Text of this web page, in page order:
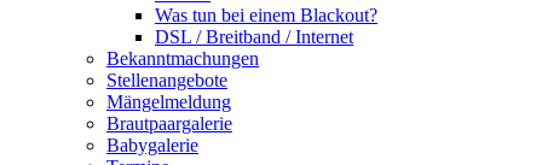
Was tun bei einem Blackout?
DSL / Breitband / Internet
Bekanntmachungen
Stellenangebote
Mängelmeldung
Brautpaargalerie
Babygalerie